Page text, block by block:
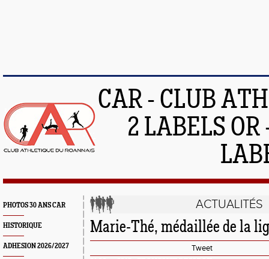
CAR - CLUB
2 LABELS
PHOTOS 30 ANS CAR
HISTORIQUE
ADHESION 2026/2027
ACTUALITÉS
Marie-Thé, médaillée de la
Tweet